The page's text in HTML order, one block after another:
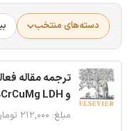
دسته‌های منتخب
و CrCuMg LDHها
مبلغ: ۲۱۲,۰۰۰ تومان